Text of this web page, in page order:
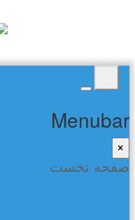
Menubar
×
صفحه نخست